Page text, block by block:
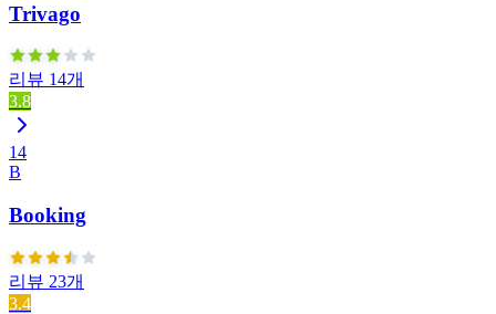
Trivago
리뷰 14개
3.8
14
B
Booking
리뷰 23개
3.4